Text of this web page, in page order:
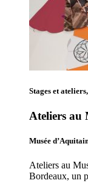
Stages et
Ateliers au
Musée
Ateliers au
Bordeaux, un